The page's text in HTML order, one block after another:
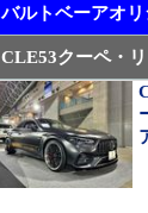
バルトベーアオ
CLE53クーペ・